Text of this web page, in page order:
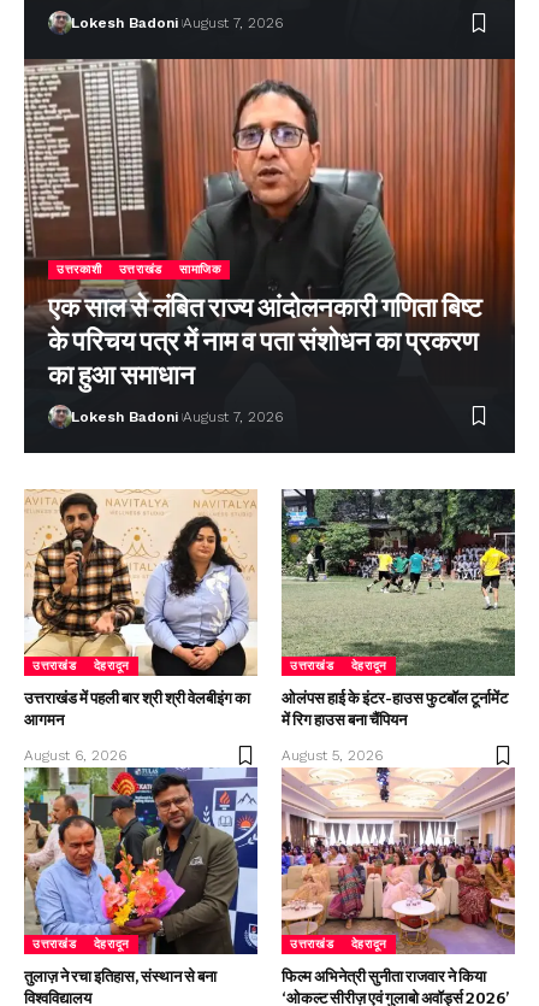
Lokesh Badoni August 7, 2026
उत्तरकाशी उत्तराखंड सामाजिक
एक साल से लंबित राज्य आंदोलनकारी गणिता बिष्ट
के परिचय पत्र में नाम व पता संशोधन का प्रकरण
का हुआ समाधान
Lokesh Badoni August 7, 2026
उत्तराखंड देहरादून
उत्तराखंड में पहली बार श्री श्री वेलबीइंग का
आगमन
August 6, 2026
उत्तराखंड देहरादून
ओलंपस हाई के इंटर-हाउस फुटबॉल टूर्नामेंट
में रिग हाउस बना चैंपियन
August 5, 2026
उत्तराखंड देहरादून
तुलाज़ ने रचा इतिहास, संस्थान से बना
विश्वविद्यालय
उत्तराखंड देहरादून
फिल्म अभिनेत्री सुनीता राजवार ने किया
‘ओकल्ट सीरीज़ एवं गुलाबो अवॉर्ड्स 2026’